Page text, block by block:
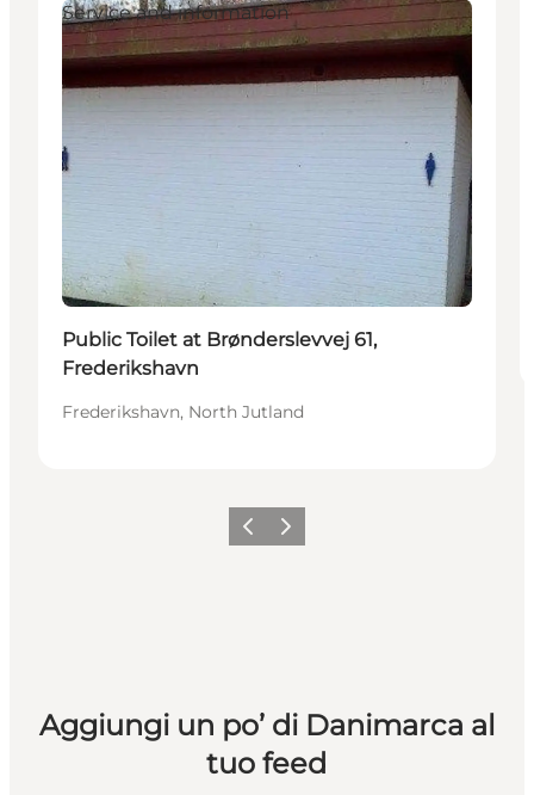
Service and information
Public Toilet at Brønderslevvej 61,
Frederikshavn
Frederikshavn, North Jutland
Precedente
Avanti
Aggiungi un po’ di Danimarca al
tuo feed